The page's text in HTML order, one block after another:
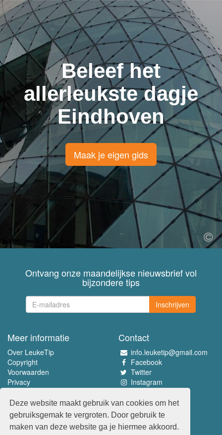
Deze website maakt gebruik van cookies om het
gebruiksgemak te vergroten. Door gebruik te
maken van deze website ga je hiermee akkoord.
Beleef het
allerleukste dagje
Eindhoven
Maak je eigen gids
Ontvang onze maandelijkse nieuwsbrief vol
bijzondere tips
Inschrijven
Meer informatie
Over LeukeTip
Copyright
Voorwaarden
Privacy
Contact
info.leuketip@gmail.com
Facebook
Twitter
Instagram
Beleef het allerleukste
www.leuketip.nl